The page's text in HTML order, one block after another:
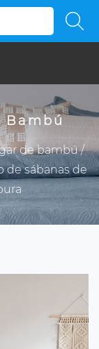
Bambú
de bambú/
de sábanas de